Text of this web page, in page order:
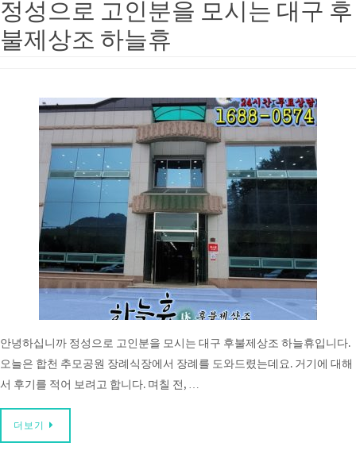
정성으로 고인분을 모시는 대구 후
불제상조 하늘휴
안녕하십니까 정성으로 고인분을 모시는 대구 후불제상조 하늘휴입니다.
오늘은 합천 추모공원 장례식장에서 장례를 도와드렸는데요. 거기에 대해
서 후기를 적어 보려고 합니다. 며칠 전, …
더보기